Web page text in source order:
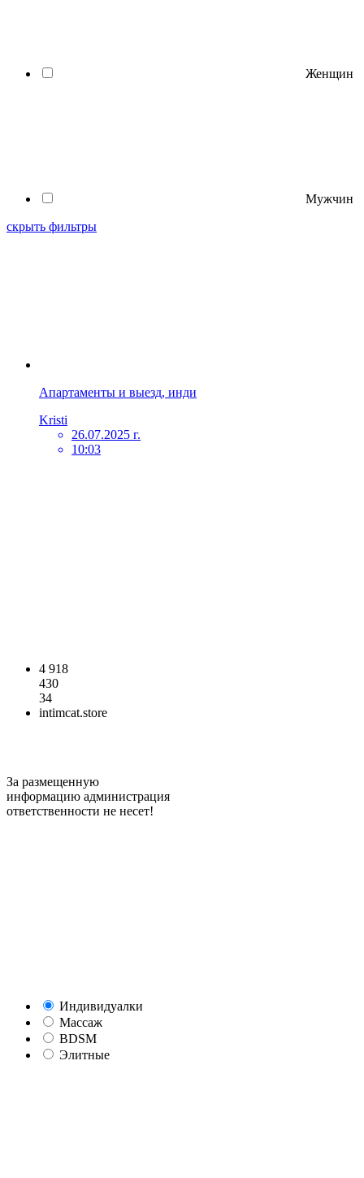
Женщин
Мужчин
скрыть фильтры
Апартаменты и выезд, инди
Kristi
26.07.2025 г.
10:03
4 918
430
34
intimcat.store
За размещенную
информацию администрация
ответственности не несет!
Индивидуалки
Массаж
BDSM
Элитные